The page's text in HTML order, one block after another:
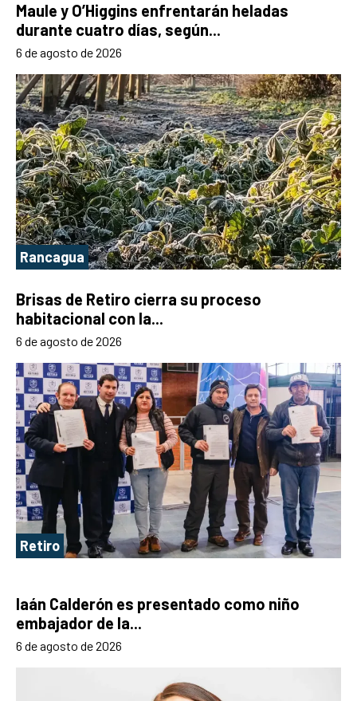
Maule y O’Higgins enfrentarán heladas
durante cuatro días, según...
6 de agosto de 2026
Rancagua
Brisas de Retiro cierra su proceso
habitacional con la...
6 de agosto de 2026
Retiro
Iaán Calderón es presentado como niño
embajador de la...
6 de agosto de 2026